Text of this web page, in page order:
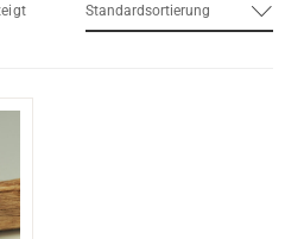
Standardsortierung